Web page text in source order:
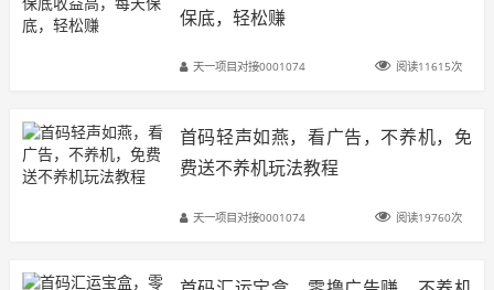
保底，轻松赚
天一项目对接0001074 阅读11615次
首码轻声如燕，看广告，不养机，免
费送不养机玩法教程
天一项目对接0001074 阅读19760次